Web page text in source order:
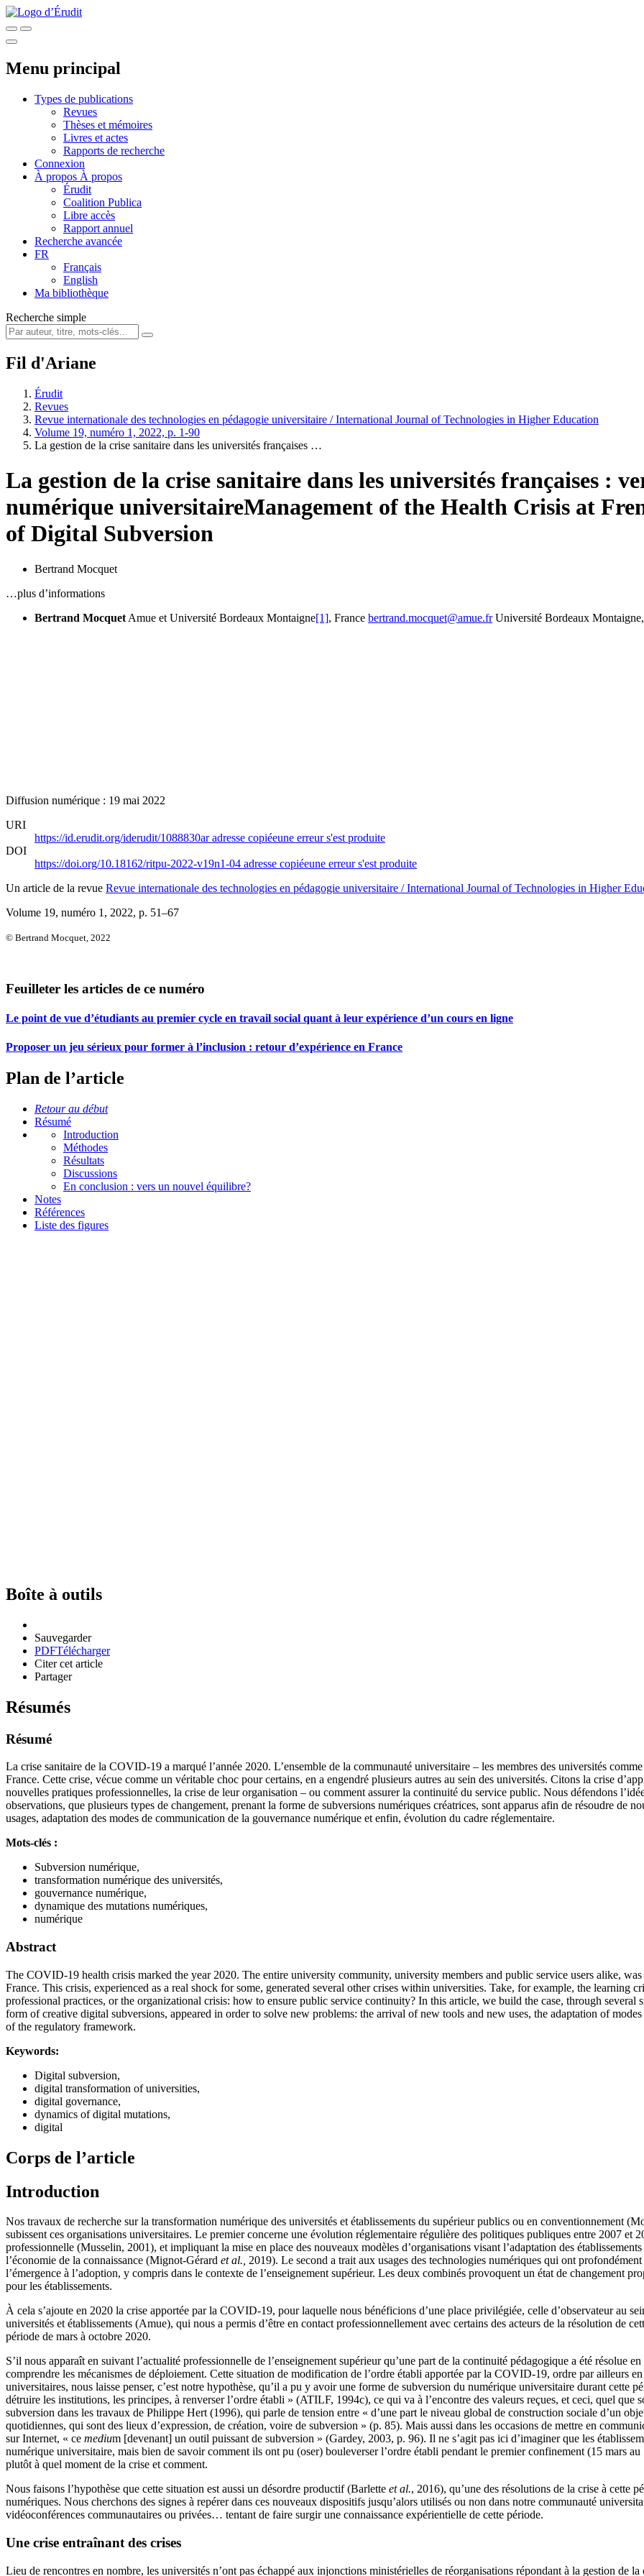
Menu principal
Types de publications
Revues
Thèses et mémoires
Livres et actes
Rapports de recherche
Connexion
À propos À propos
Érudit
Coalition Publica
Libre accès
Rapport annuel
Recherche avancée
FR
Français
English
Ma bibliothèque
Recherche simple
Fil d'Ariane
Érudit
Revues
Revue internationale des technologies en pédagogie universitaire / International Journal of Technologies in Higher Education
Volume 19, numéro 1, 2022, p. 1-90
La gestion de la crise sanitaire dans les universités françaises …
La gestion de la crise sanitaire dans les universités françaises :
numérique universitaireManagement of the Health Crisis at
of Digital Subversion
Bertrand Mocquet
…plus d’informations
Bertrand Mocquet Amue et Université Bordeaux Montaigne[1], France bertrand.mocquet@amue.fr Université Bordeaux Montaigne,
Diffusion numérique : 19 mai 2022
URI
https://id.erudit.org/iderudit/1088830aradresse copiéeune erreur s'est produite
DOI
https://doi.org/10.18162/ritpu-2022-v19n1-04 adresse copiéeune erreur s'est produite
Un article de la revue Revue internationale des technologies en pédagogie universitaire / International Journal of Technologies in Higher
Volume 19, numéro 1, 2022, p. 51–67
© Bertrand Mocquet, 2022
Feuilleter les articles de ce numéro
Le point de vue d’étudiants au premier cycle en travail social quant à leur expérience d’un cours en ligne
Proposer un jeu sérieux pour former à l’inclusion : retour d’expérience en France
Plan de l’article
Retour au début
Résumé
Introduction
Méthodes
Résultats
Discussions
En conclusion : vers un nouvel équilibre?
Notes
Références
Liste des figures
Boîte à outils
Sauvegarder
PDFTélécharger
Citer cet article
Partager
Résumés
Résumé
La crise sanitaire de la COVID-19 a marqué l’année 2020. L’ensemble de la communauté universitaire – les membres des universités
France. Cette crise, vécue comme un véritable choc pour certains, en a engendré plusieurs autres au sein des universités. Citons la crise
nouvelles pratiques professionnelles, la crise de leur organisation – ou comment assurer la continuité du service public. Nous défendons
observations, que plusieurs types de changement, prenant la forme de subversions numériques créatrices, sont apparus afin de résoudre de
usages, adaptation des modes de communication de la gouvernance numérique et enfin, évolution du cadre réglementaire.
Mots-clés :
Subversion numérique,
transformation numérique des universités,
gouvernance numérique,
dynamique des mutations numériques,
numérique
Abstract
The COVID-19 health crisis marked the year 2020. The entire university community, university members and public service users alike,
France. This crisis, experienced as a real shock for some, generated several other crises within universities. Take, for example, the learning
professional practices, or the organizational crisis: how to ensure public service continuity? In this article, we build the case, through several
form of creative digital subversions, appeared in order to solve new problems: the arrival of new tools and new uses, the adaptation of
of the regulatory framework.
Keywords:
Digital subversion,
digital transformation of universities,
digital governance,
dynamics of digital mutations,
digital
Corps de l’article
Introduction
Nos travaux de recherche sur la transformation numérique des universités et établissements du supérieur publics ou en conventionnement
subissent ces organisations universitaires. Le premier concerne une évolution réglementaire régulière des politiques publiques entre 2007 et
professionnelle (Musselin, 2001), et impliquant la mise en place des nouveaux modèles d’organisations visant l’adaptation des
l’économie de la connaissance (Mignot-Gérard et al., 2019). Le second a trait aux usages des technologies numériques qui ont
l’émergence à l’adoption, y compris dans le contexte de l’enseignement supérieur. Les deux combinés provoquent un état de changement
pour les établissements.
À cela s’ajoute en 2020 la crise apportée par la COVID-19, pour laquelle nous bénéficions d’une place privilégiée, celle d’observateur au
universités et établissements (Amue), qui nous a permis d’être en contact professionnellement avec certains des acteurs de la résolution de
période de mars à octobre 2020.
S’il nous apparaît en suivant l’actualité professionnelle de l’enseignement supérieur qu’une part de la continuité pédagogique a été résolue
comprendre les mécanismes de déploiement. Cette situation de modification de l’ordre établi apportée par la COVID-19, ordre par ailleurs
universitaires, nous laisse penser, c’est notre hypothèse, qu’il a pu y avoir une forme de subversion du numérique universitaire durant cette
détruire les institutions, les principes, à renverser l’ordre établi » (ATILF, 1994c), ce qui va à l’encontre des valeurs reçues, et ceci, quel que
subversion dans les travaux de Philippe Hert (1996), qui parle de tension entre « d’une part le niveau global de construction sociale d’un
quotidiennes, qui sont des lieux d’expression, de création, voire de subversion » (p. 85). Mais aussi dans les occasions de mettre en
sur Internet, « ce medium [devenant] un outil puissant de subversion » (Gardey, 2003, p. 96). Il ne s’agit pas ici d’imaginer que les
numérique universitaire, mais bien de savoir comment ils ont pu (oser) bouleverser l’ordre établi pendant le premier confinement (15 mars
plutôt à quel moment de la crise et comment.
Nous faisons l’hypothèse que cette situation est aussi un désordre productif (Barlette et al., 2016), qu’une des résolutions de la crise à cette
numériques. Nous cherchons des signes à repérer dans ces nouveaux dispositifs jusqu’alors utilisés ou non dans notre communauté
vidéoconférences communautaires ou privées… tentant de faire surgir une connaissance expérientielle de cette période.
Une crise entraînant des crises
Lieu de rencontres en nombre, les universités n’ont pas échappé aux injonctions ministérielles de réorganisations répondant à la gestion de